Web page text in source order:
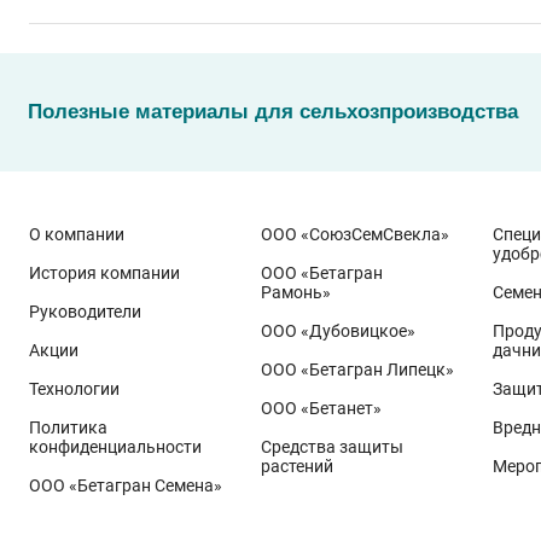
Эти результаты особенно показательны для условий
грамотном управлении технологией:
относится к новому поколению сортов
Ей принадлежит рекорд
122,6 ц/га, полученный в
Государственный реестр селекционных достижений
озернённость – до50–80
Полезные материалы для сельхозпроизводства
О компании
История компании
Руководители
Акции
Технологии
Политика
конфиденциальности
ООО «Бетагран Семена»
ООО «СоюзСемСвекла»
ООО «Бетагран
Рамонь»
ООО «Дубовицкое»
ООО «Бетагран Липецк»
ООО «Бетанет»
Средства защиты
растений